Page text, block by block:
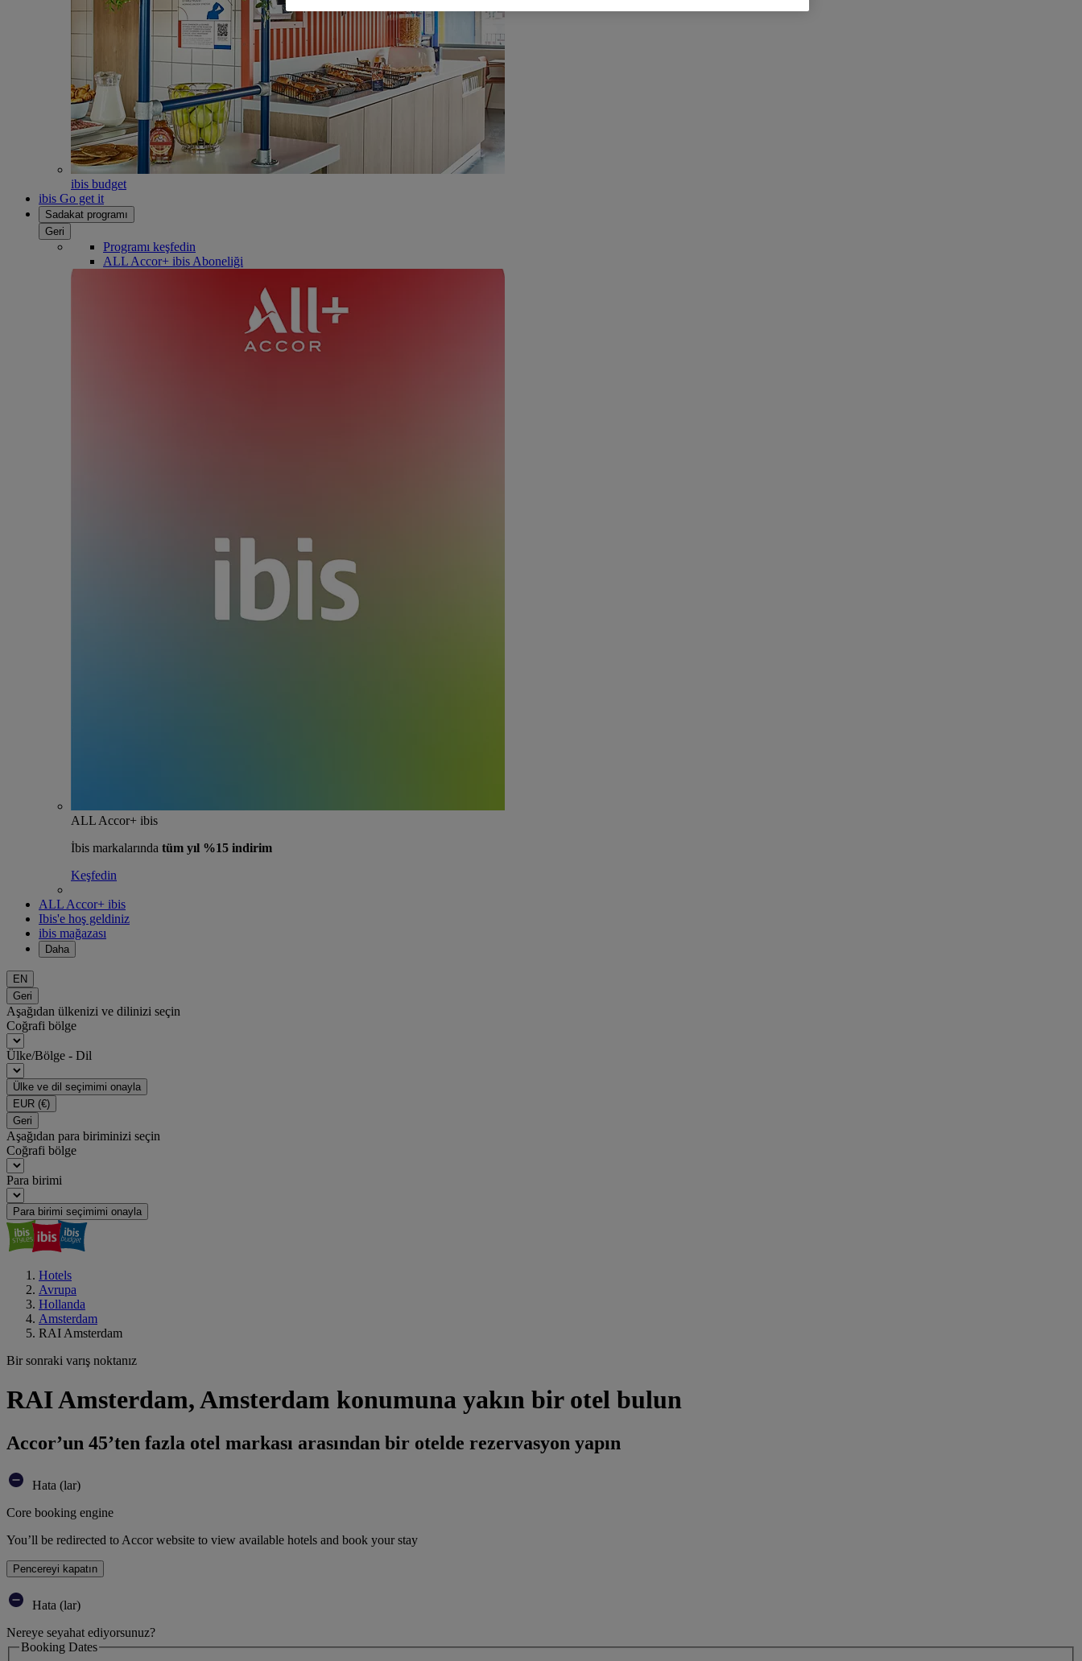
ibis budget
ibis Go get it
Sadakat programı
Geri
Programı keşfedin
ALL Accor+ ibis Aboneliği
ALL Accor+ ibis
İbis markalarında tüm yıl %15 indirim
Keşfedin
ALL Accor+ ibis
Ibis'e hoş geldiniz
ibis mağazası
Daha
EN
Geri
Aşağıdan ülkenizi ve dilinizi seçin
Coğrafi bölge
Ülke/Bölge - Dil
Ülke ve dil seçimimi onayla
EUR (€)
Geri
Aşağıdan para biriminizi seçin
Coğrafi bölge
Para birimi
Para birimi seçimimi onayla
Hotels
Avrupa
Hollanda
Amsterdam
RAI Amsterdam
Bir sonraki varış noktanız
RAI Amsterdam, Amsterdam konumuna yakın bir otel bulun
Accor’un 45’ten fazla otel markası arasından bir otelde rezervasyon yapın
Hata (lar)
Core booking engine
You’ll be redirected to Accor website to view available hotels and book your stay
Pencereyi kapatın
Hata (lar)
Nereye seyahat ediyorsunuz?
Booking Dates